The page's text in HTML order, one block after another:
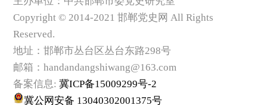
Copyright © 2014-2021 邯郸党史网 All Rights
Reserved.
地址：邯郸市丛台区丛台东路298号
邮箱：handandangshiwang@163.com
备案信息: 冀ICP备15009299号-2
冀公网安备 13040302001375号